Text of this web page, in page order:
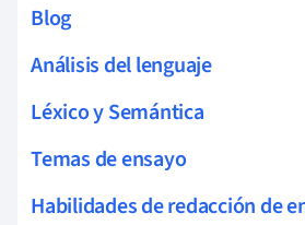
Blog
Análisis del lenguaje
Léxico y Semántica
Temas de ensayo
Habilidades de redacción de